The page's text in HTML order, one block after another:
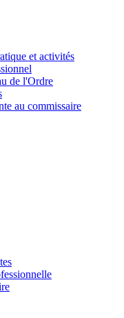
et activités
de l'Ordre
au commissaire